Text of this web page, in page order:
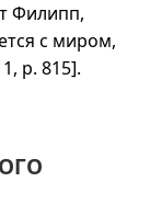
Филипп,
с миром,
р. 815].